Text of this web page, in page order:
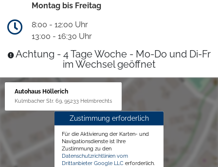
Montag bis Freitag
8:00 - 12:00 Uhr
13:00 - 16:30 Uhr
Achtung - 4 Tage Woche - Mo-Do und Di-Fr
im Wechsel geöffnet
Autohaus Höllerich
Kulmbacher Str. 69, 95233 Helmbrechts
Zustimmung erforderlich
Für die Aktivierung der Karten- und
Navigationsdienste ist Ihre
Zustimmung zu den
Datenschutzrichtlinien vom
Drittanbieter Google LLC erforderlich.